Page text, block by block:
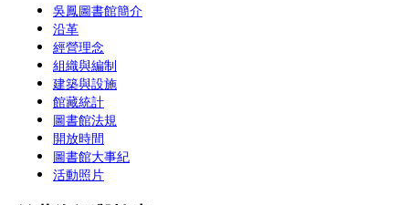
吳鳳圖書館簡介
沿革
經營理念
組織與編制
建築與設施
館藏統計
圖書館法規
開放時間
圖書館大事紀
活動照片